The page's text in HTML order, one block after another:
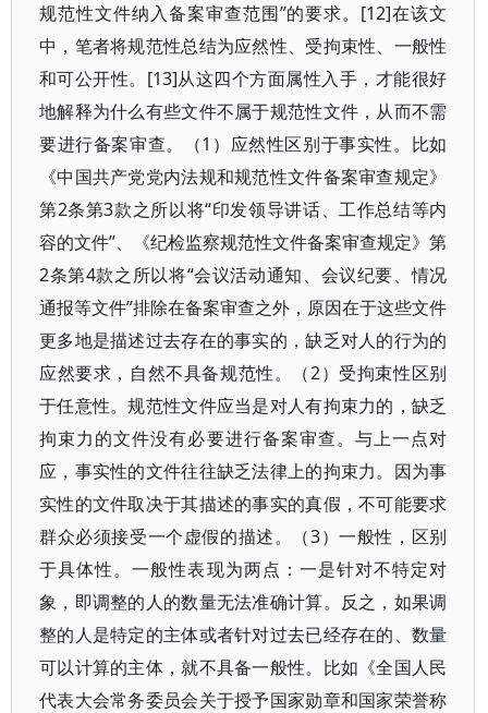
规范性文件纳入备案审查范围”的要求。[12]在该文
中，笔者将规范性总结为应然性、受拘束性、一般性
和可公开性。[13]从这四个方面属性入手，才能很好
地解释为什么有些文件不属于规范性文件，从而不需
要进行备案审查。（1）应然性区别于事实性。比如
《中国共产党党内法规和规范性文件备案审查规定》
第2条第3款之所以将“印发领导讲话、工作总结等内
容的文件”、《纪检监察规范性文件备案审查规定》第
2条第4款之所以将“会议活动通知、会议纪要、情况
通报等文件”排除在备案审查之外，原因在于这些文件
更多地是描述过去存在的事实的，缺乏对人的行为的
应然要求，自然不具备规范性。（2）受拘束性区别
于任意性。规范性文件应当是对人有拘束力的，缺乏
拘束力的文件没有必要进行备案审查。与上一点对
应，事实性的文件往往缺乏法律上的拘束力。因为事
实性的文件取决于其描述的事实的真假，不可能要求
群众必须接受一个虚假的描述。（3）一般性，区别
于具体性。一般性表现为两点：一是针对不特定对
象，即调整的人的数量无法准确计算。反之，如果调
整的人是特定的主体或者针对过去已经存在的、数量
可以计算的主体，就不具备一般性。比如《全国人民
代表大会常务委员会关于授予国家勋章和国家荣誉称